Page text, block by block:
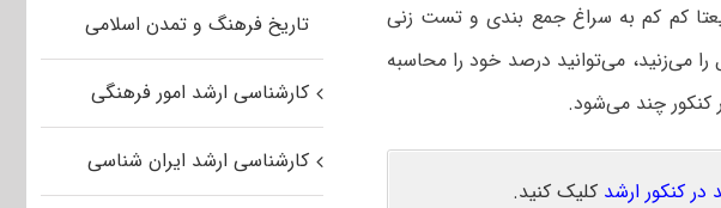
کم کم به سراغ جمع بندی و تست زنی
می‌زنید، می‌توانید درصد خود را محاسبه
کنکور چند می‌شود.
کنکور ارشد کلیک کنید.
تاریخ فرهنگ و تمدن اسلامی
کارشناسی ارشد امور فرهنگی
کارشناسی ارشد ایران شناسی